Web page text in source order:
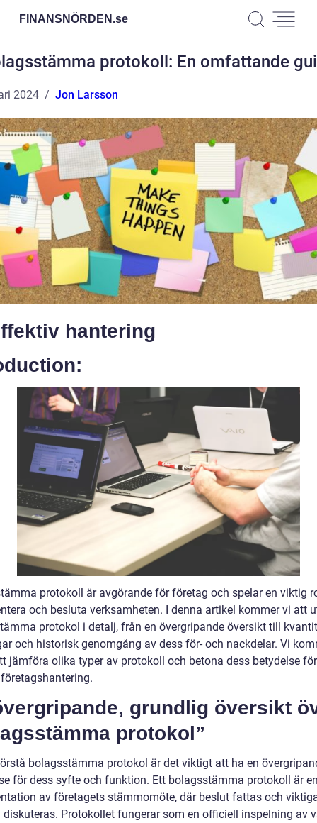
FINANSNÖRDEN.se
protokoll: En omfattande
2024 Jon Larsson
hantering
protokoll är avgörande för företag och spelar en viktig
och besluta verksamheten. I denna artikel kommer vi att
protokol i detalj, från en övergripande översikt till
och historisk genomgång av dess för- och nackdelar. Vi
jämföra olika typer av protokoll och betona dess betydelse för
grundlig översikt
protokol”
bolagsstämma protokol är det viktigt att ha en
för dess syfte och funktion. Ett bolagsstämma protokoll är
av företagets stämmomöte, där beslut fattas och
diskuteras. Protokollet fungerar som en officiell inspelning av